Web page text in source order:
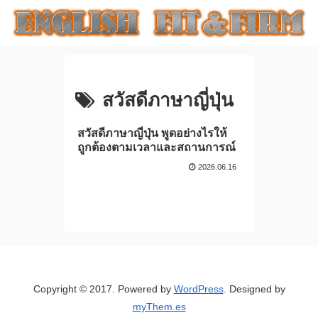
สวัสดีภาษาญี่ปุ่น
สวัสดีภาษาญี่ปุ่น พูดอย่างไรให้
ถูกต้องตามเวลาและสถานการณ์
2026.06.16
Copyright © 2017. Powered by WordPress. Designed by
myThem.es